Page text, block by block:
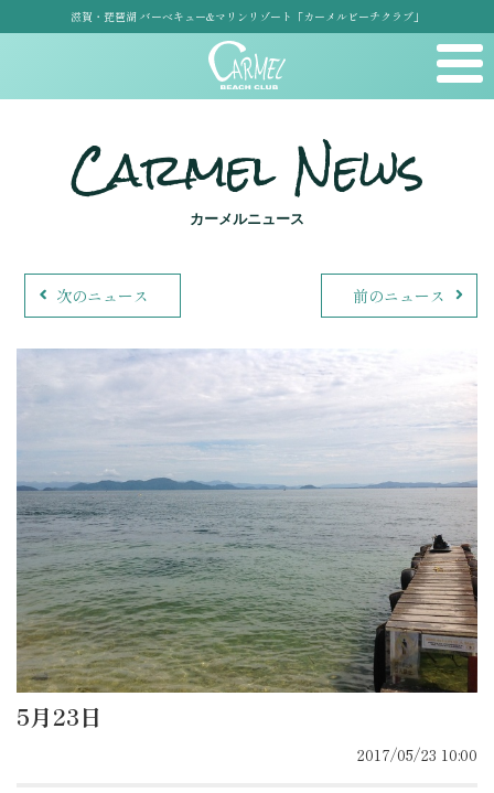
滋賀・琵琶湖 バーベキュー&マリンリゾート「カーメルビーチクラブ」
Carmel News
カーメルニュース
次のニュース 前のニュース
5月23日
2017/05/23 10:00